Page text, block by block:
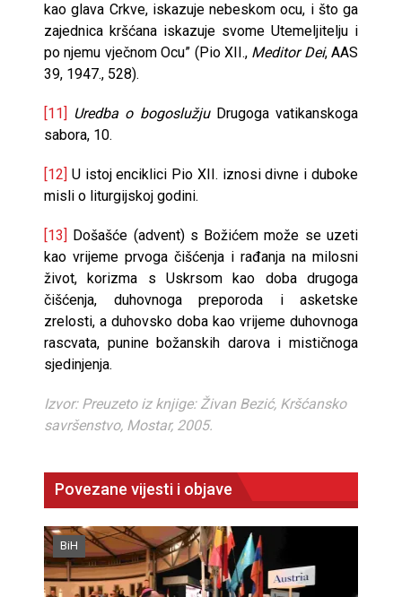
kao glava Crkve, iskazuje nebeskom ocu, i što ga
zajednica kršćana iskazuje svome Utemeljitelju i
po njemu vječnom Ocu” (Pio XII., Meditor Dei, AAS
39, 1947., 528).
[11] Uredba o bogoslužjuDrugoga vatikanskoga
sabora, 10.
[12] U istoj enciklici Pio XII. iznosi divne i duboke
misli o liturgijskoj godini.
[13] Došašće (advent) s Božićem može se uzeti
kao vrijeme prvoga čišćenja i rađanja na milosni
život, korizma s Uskrsom kao doba drugoga
čišćenja, duhovnoga preporoda i asketske
zrelosti, a duhovsko doba kao vrijeme duhovnoga
rascvata, punine božanskih darova i mističnoga
sjedinjenja.
Izvor: Preuzeto iz knjige: Živan Bezić, Kršćansko
savršenstvo, Mostar, 2005.
Povezane vijesti i objave
BiH